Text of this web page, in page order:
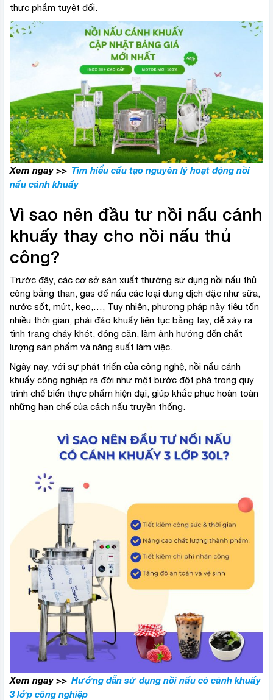
thực phẩm tuyệt đối.
Xem ngay >> Tìm hiểu cấu tạo nguyên lý hoạt động nồi
nấu cánh khuấy
Vì sao nên đầu tư nồi nấu cánh
khuấy thay cho nồi nấu thủ
công?
Trước đây, các cơ sở sản xuất thường sử dụng nồi nấu thủ
công bằng than, gas để nấu các loại dung dịch đặc như sữa,
nước sốt, mứt, kẹo,…, Tuy nhiên, phương pháp này tiêu tốn
nhiều thời gian, phải đảo khuấy liên tục bằng tay, dễ xảy ra
tình trạng cháy khét, đóng cặn, làm ảnh hưởng đến chất
lượng sản phẩm và năng suất làm việc.
Ngày nay, với sự phát triển của công nghệ, nồi nấu cánh
khuấy công nghiệp ra đời như một bước đột phá trong quy
trình chế biến thực phẩm hiện đại, giúp khắc phục hoàn toàn
những hạn chế của cách nấu truyền thống.
Xem ngay >> Hướng dẫn sử dụng nồi nấu có cánh khuấy
3 lớp công nghiệp